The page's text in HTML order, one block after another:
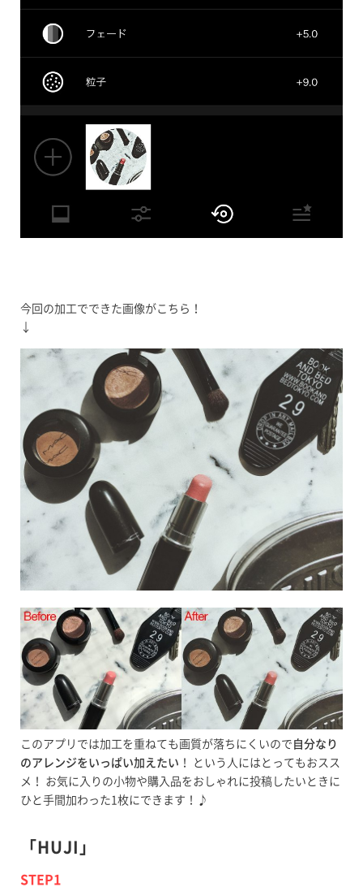
今回の加工でできた画像がこちら！
↓
このアプリでは加工を重ねても画質が落ちにくいので 自分なり
のアレンジをいっぱい加えたい ！ という人にはとってもおスス
メ！ お気に入りの小物や購入品をおしゃれに投稿したいときに
ひと手間加わった1枚にできます！♪
「HUJI」
STEP1